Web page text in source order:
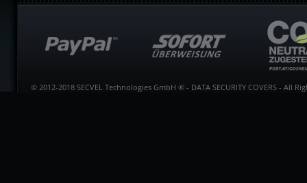
© 2012-2018 SECVEL Technologies GmbH ® - DATA SECURITY COVERS - All